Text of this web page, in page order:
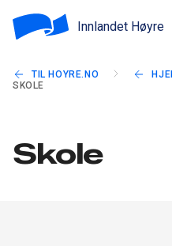
Innlandet Høyre
TIL HOYRE.NO
SKOLE
Skole